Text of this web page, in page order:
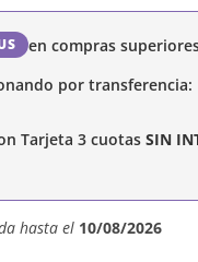
en compras
por transferencia:
Tarjeta 3 cuotas SIN
hasta el 10/08/2026